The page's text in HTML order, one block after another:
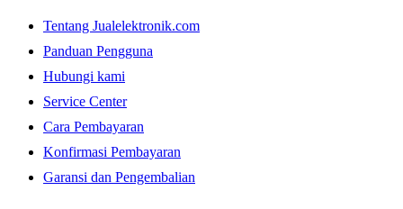
Tentang Jualelektronik.com
Panduan Pengguna
Hubungi kami
Service Center
Cara Pembayaran
Konfirmasi Pembayaran
Garansi dan Pengembalian